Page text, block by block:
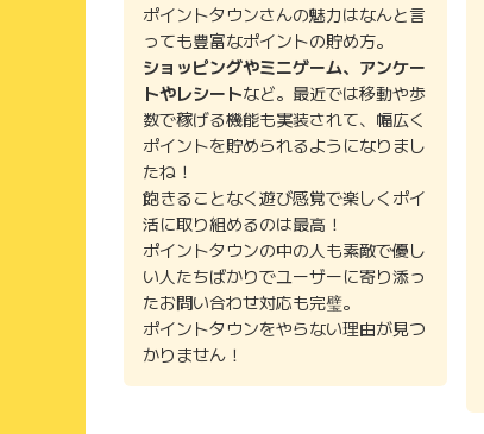
ポイントタウンさんの魅力はなんと言
っても豊富なポイントの貯め方。
ショッピングやミニゲーム、アンケー
トやレシートなど。最近では移動や歩
数で稼げる機能も実装されて、幅広く
ポイントを貯められるようになりまし
たね！
飽きることなく遊び感覚で楽しくポイ
活に取り組めるのは最高！
ポイントタウンの中の人も素敵で優し
い人たちばかりでユーザーに寄り添っ
たお問い合わせ対応も完璧。
ポイントタウンをやらない理由が見つ
かりません！